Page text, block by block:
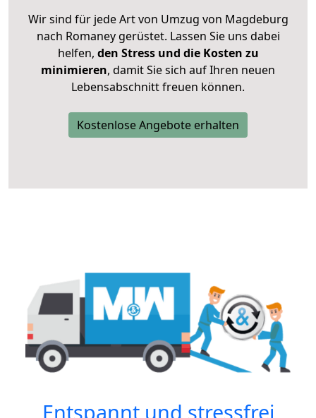
Wir sind für jede Art von Umzug von Magdeburg
nach Romaney gerüstet. Lassen Sie uns dabei
helfen, den Stress und die Kosten zu
minimieren, damit Sie sich auf Ihren neuen
Lebensabschnitt freuen können.
Kostenlose Angebote erhalten
Entspannt und stressfrei